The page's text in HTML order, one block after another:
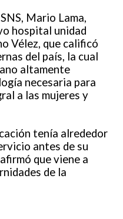
Mario Lama,
hospital unidad
Vélez, que calificó
del país, la cual
altamente
necesaria para
a las mujeres y
tenía alrededor
antes de su
que viene a
de la